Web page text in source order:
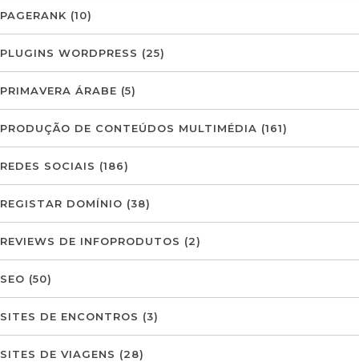
PAGERANK (10)
PLUGINS WORDPRESS (25)
PRIMAVERA ÁRABE (5)
PRODUÇÃO DE CONTEÚDOS MULTIMÉDIA (161)
REDES SOCIAIS (186)
REGISTAR DOMÍNIO (38)
REVIEWS DE INFOPRODUTOS (2)
SEO (50)
SITES DE ENCONTROS (3)
SITES DE VIAGENS (28)